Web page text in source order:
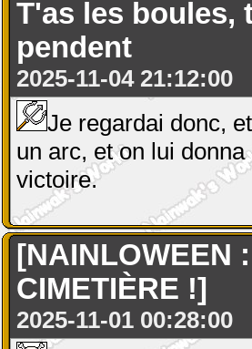
T'as les boules,
pendent
2025-11-04 21:12:00
Je regardai donc,
un arc, et on lui
victoire.
[NAINLOWEEN
CIMETIÈRE !]
2025-11-01 00:28:00